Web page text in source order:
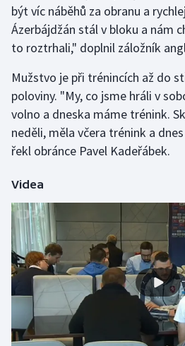
Gymnastika
Házená
Jezdectví
Judo
Krasobruslení
Lyže a snowboard
Moderní pětiboj
Motorsport
Olympijské hry
Parasport
být víc náběhů za obranu a
Ázerbájdžán stál v bloku a nám
to roztrhali," doplnil záložník
Mužstvo je při trénincích až do
poloviny. "My, co jsme hráli v
volno a dneska máme trénink.
neděli, měla včera trénink a
řekl obránce Pavel Kadeřábek.
Videa